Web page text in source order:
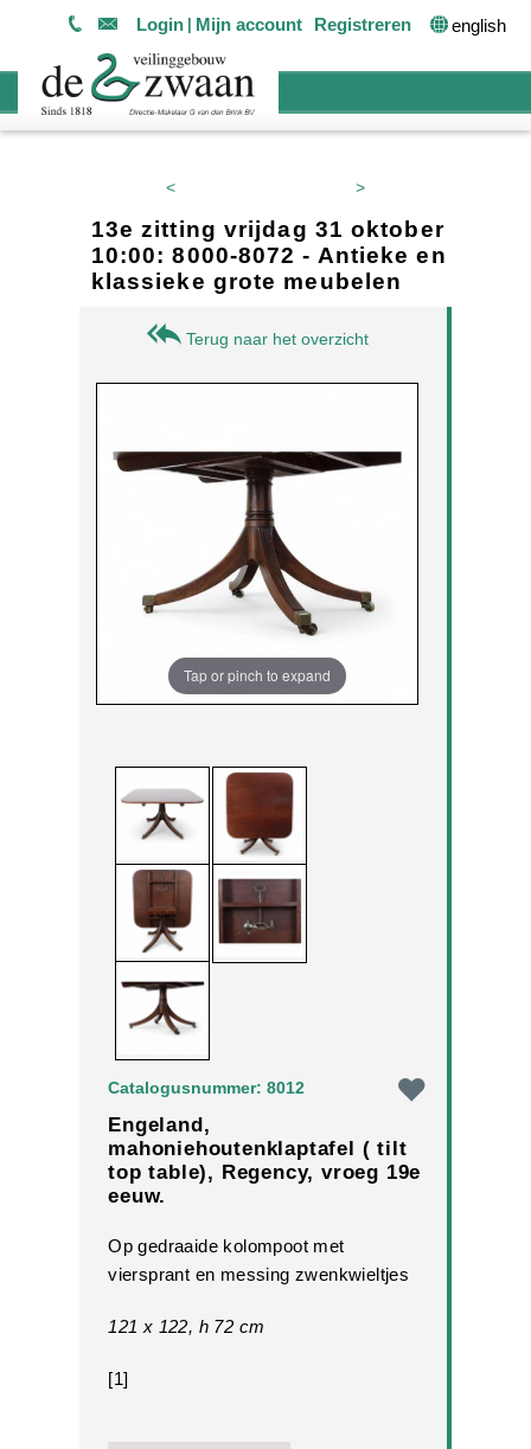
Login Mijn account Registreren english
< >
13e zitting vrijdag 31 oktober
10:00: 8000-8072 - Antieke en
klassieke grote meubelen
Terug naar het overzicht
Tap or pinch to expand
Catalogusnummer: 8012
Engeland,
mahoniehoutenklaptafel ( tilt
top table), Regency, vroeg 19e
eeuw.
Op gedraaide kolompoot met
viersprant en messing zwenkwieltjes
121 x 122, h 72 cm
[1]